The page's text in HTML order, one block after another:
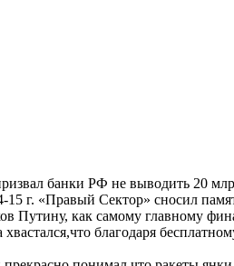
банки РФ не выводить 20
15 г. «Правый Сектор» сносил
Путину, как самому главному
благодаря